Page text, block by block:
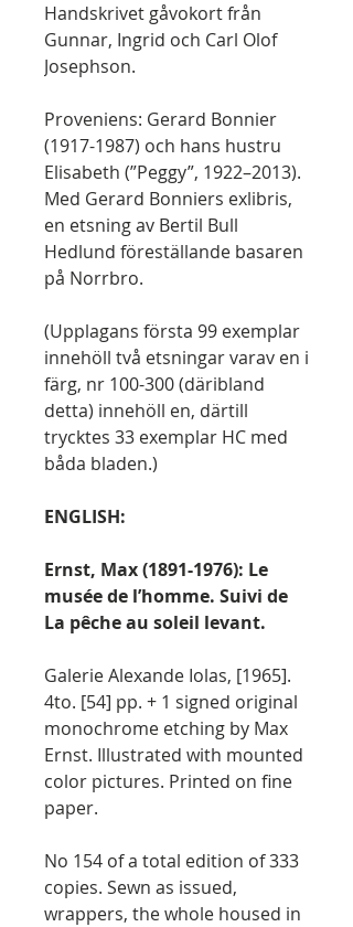
Handskrivet gåvokort från
Gunnar, Ingrid och Carl Olof
Josephson.
Proveniens: Gerard Bonnier
(1917-1987) och hans hustru
Elisabeth (”Peggy”, 1922–2013).
Med Gerard Bonniers exlibris,
en etsning av Bertil Bull
Hedlund föreställande basaren
på Norrbro.
(Upplagans första 99 exemplar
innehöll två etsningar varav en i
färg, nr 100-300 (däribland
detta) innehöll en, därtill
trycktes 33 exemplar HC med
båda bladen.)
ENGLISH:
Ernst, Max (1891-1976): Le
musée de l’homme. Suivi de
La pêche au soleil levant.
Galerie Alexande Iolas, [1965].
4to. [54] pp. + 1 signed original
monochrome etching by Max
Ernst. Illustrated with mounted
color pictures. Printed on fine
paper.
No 154 of a total edition of 333
copies. Sewn as issued,
wrappers, the whole housed in